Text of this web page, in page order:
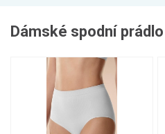
Dámské spodní prádlo